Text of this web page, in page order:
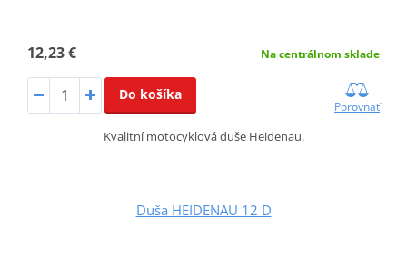
12,23 € Na centrálnom sklade
Do košíka
Porovnať
Kvalitní motocyklová duše Heidenau.
Duša HEIDENAU 12 D